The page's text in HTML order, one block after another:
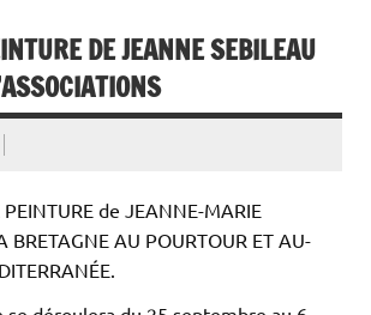
DE JEANNE SEBILEAU
PEINTURE de JEANNE-MARIE
BRETAGNE AU POURTOUR ET AU-